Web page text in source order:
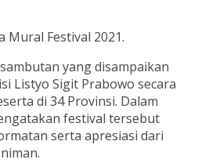
Mural Festival 2021.
yang disampaikan
Listyo Sigit Prabowo secara
di 34 Provinsi. Dalam
festival tersebut
serta apresiasi dari